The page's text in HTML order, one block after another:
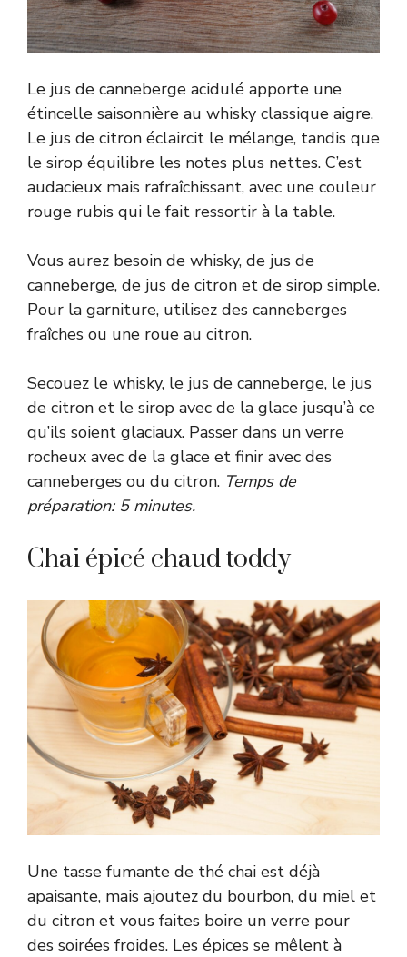
Le jus de canneberge acidulé apporte une
étincelle saisonnière au whisky classique aigre.
Le jus de citron éclaircit le mélange, tandis que
le sirop équilibre les notes plus nettes. C’est
audacieux mais rafraîchissant, avec une couleur
rouge rubis qui le fait ressortir à la table.
Vous aurez besoin de whisky, de jus de
canneberge, de jus de citron et de sirop simple.
Pour la garniture, utilisez des canneberges
fraîches ou une roue au citron.
Secouez le whisky, le jus de canneberge, le jus
de citron et le sirop avec de la glace jusqu’à ce
qu’ils soient glaciaux. Passer dans un verre
rocheux avec de la glace et finir avec des
canneberges ou du citron. Temps de
préparation: 5 minutes.
Chai épicé chaud toddy
Une tasse fumante de thé chai est déjà
apaisante, mais ajoutez du bourbon, du miel et
du citron et vous faites boire un verre pour
des soirées froides. Les épices se mêlent à